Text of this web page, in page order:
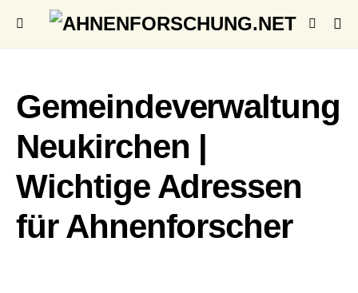
Gemeindeverwaltung
Neukirchen |
Wichtige Adressen
für Ahnenforscher